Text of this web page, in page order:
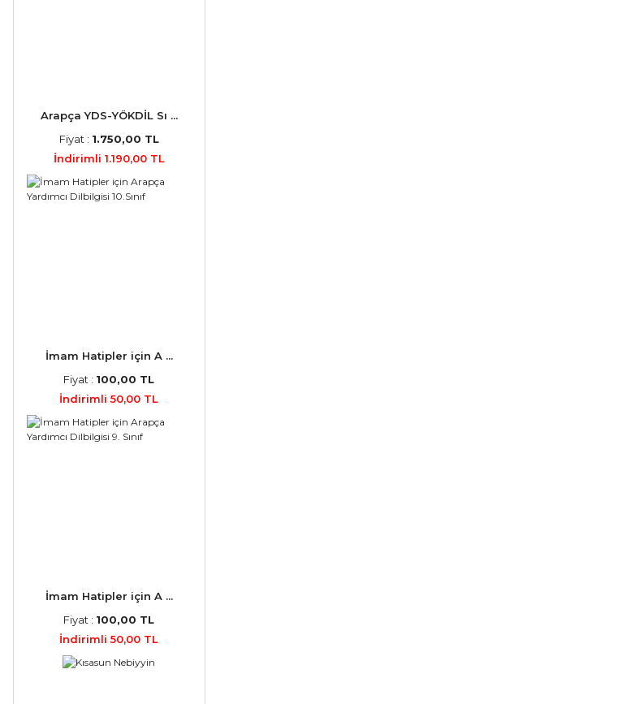
Arapça YDS-YÖKDİL Sı ...
Fiyat : 1.750,00 TL
İndirimli 1.190,00 TL
İmam Hatipler için A ...
Fiyat : 100,00 TL
İndirimli 50,00 TL
İmam Hatipler için A ...
Fiyat : 100,00 TL
İndirimli 50,00 TL